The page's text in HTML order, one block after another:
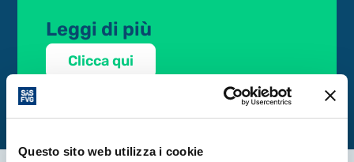
Questo sito web utilizza i cookie
Leggi di più
Clicca qui